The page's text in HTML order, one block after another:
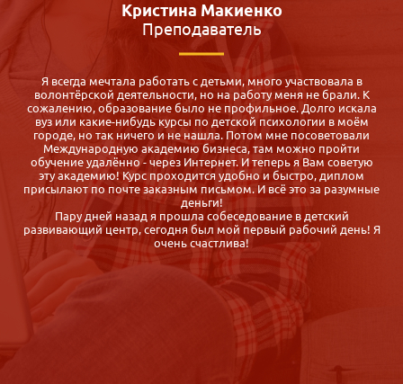
Виктория Зацепина
Педагог-психолог
Для меня оказалось спасением: срочно нужен был диплом
педагога-психолога, а во всех ВУЗах обучение 5 месяцев и все
субботы воскресенья! Где их найти? Маме с двумя малышами,
которой через полгода надо устраиваться на работу после
декрет. отпуска.
Случайно нашла Международную Академию Бизнеса,
сравнила с другими предложениями дистанционных курсов и
выбрала именно iab.ru, так как: цены приемлемые, курс
отличается насыщенностью программы, обратная связь от
организаторов быстрая, корректная, гибкие сроки обучения
Спасибо. Диплом получила быстро, буквально через неделю
после сдачи экзаменов. Довольна.